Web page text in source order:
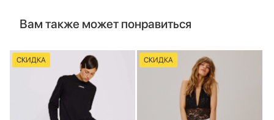
Вам также может понравиться
СКИДКА СКИДКА